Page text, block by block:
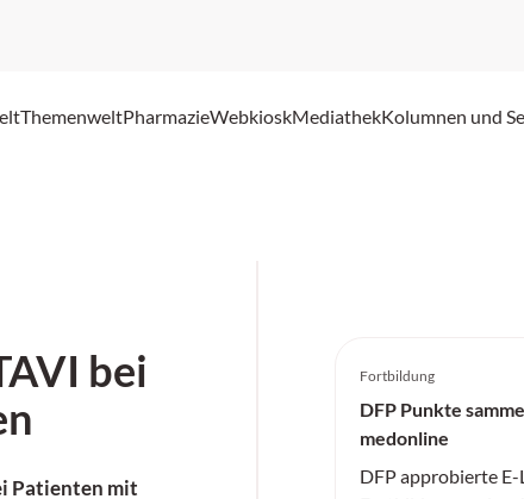
ThemenweltPharmazieWebkioskMediathekKolumnen und
bei
Patienten mit
Fortbildung
DFP Punkte
medonline
DFP approbierte